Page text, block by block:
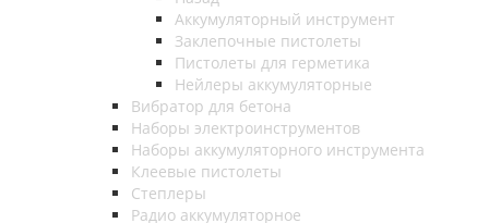
Аккумуляторный инструмент
Заклепочные пистолеты
Пистолеты для герметика
Нейлеры аккумуляторные
Вибратор для бетона
Наборы электроинструментов
Наборы аккумуляторного инструмента
Клеевые пистолеты
Степлеры
Радио аккумуляторное